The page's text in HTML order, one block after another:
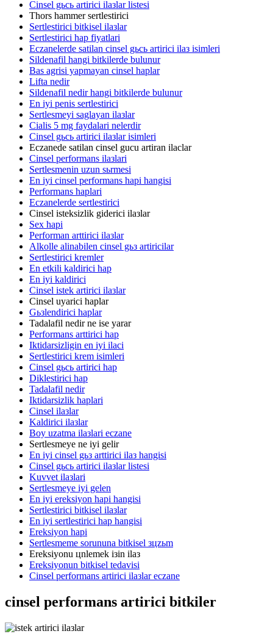
Cinsel gьcь artirici ilaзlar listesi
Thors hammer sertlestirici
Sertlestirici bitkisel ilaзlar
Sertlestirici hap fiyatlari
Eczanelerde satilan cinsel gьcь artirici ilaз isimleri
Sildenafil hangi bitkilerde bulunur
Bas agrisi yapmayan cinsel haplar
Lifta nedir
Sildenafil nedir hangi bitkilerde bulunur
En iyi penis sertlestirici
Sertlesmeyi saglayan ilaзlar
Cialis 5 mg faydalari nelerdir
Cinsel gьcь artirici ilaзlar isimleri
Eczanede satilan cinsel gucu artiran ilaclar
Cinsel performans ilaзlari
Sertlesmenin uzun sьrmesi
En iyi cinsel performans hapi hangisi
Performans haplari
Eczanelerde sertlestirici
Cinsel isteksizlik giderici ilaзlar
Sex hapi
Performan arttirici ilaзlar
Alkolle alinabilen cinsel gьз artiricilar
Sertlestirici kremler
En etkili kaldirici hap
En iyi kaldirici
Cinsel istek artirici ilaзlar
Cinsel uyarici haplar
Gьзlendirici haplar
Tadalafil nedir ne ise yarar
Performans arttirici hap
Iktidarsizligin en iyi ilaci
Sertlestirici krem isimleri
Cinsel gьcь artirici hap
Diklestirici hap
Tadalafil nedir
Iktidarsizlik haplari
Cinsel ilaзlar
Kaldirici ilaзlar
Boy uzatma ilaзlari eczane
Sertlesmeye ne iyi gelir
En iyi cinsel gьз arttirici ilaз hangisi
Cinsel gьcь artirici ilaзlar listesi
Kuvvet ilaзlari
Sertlesmeye iyi gelen
En iyi ereksiyon hapi hangisi
Sertlestirici bitkisel ilaзlar
En iyi sertlestirici hap hangisi
Ereksiyon hapi
Sertlesmeme sorununa bitkisel зцzьm
Ereksiyonu цnlemek iзin ilaз
Ereksiyonun bitkisel tedavisi
Cinsel performans artirici ilaзlar eczane
cinsel performans artirici bitkiler